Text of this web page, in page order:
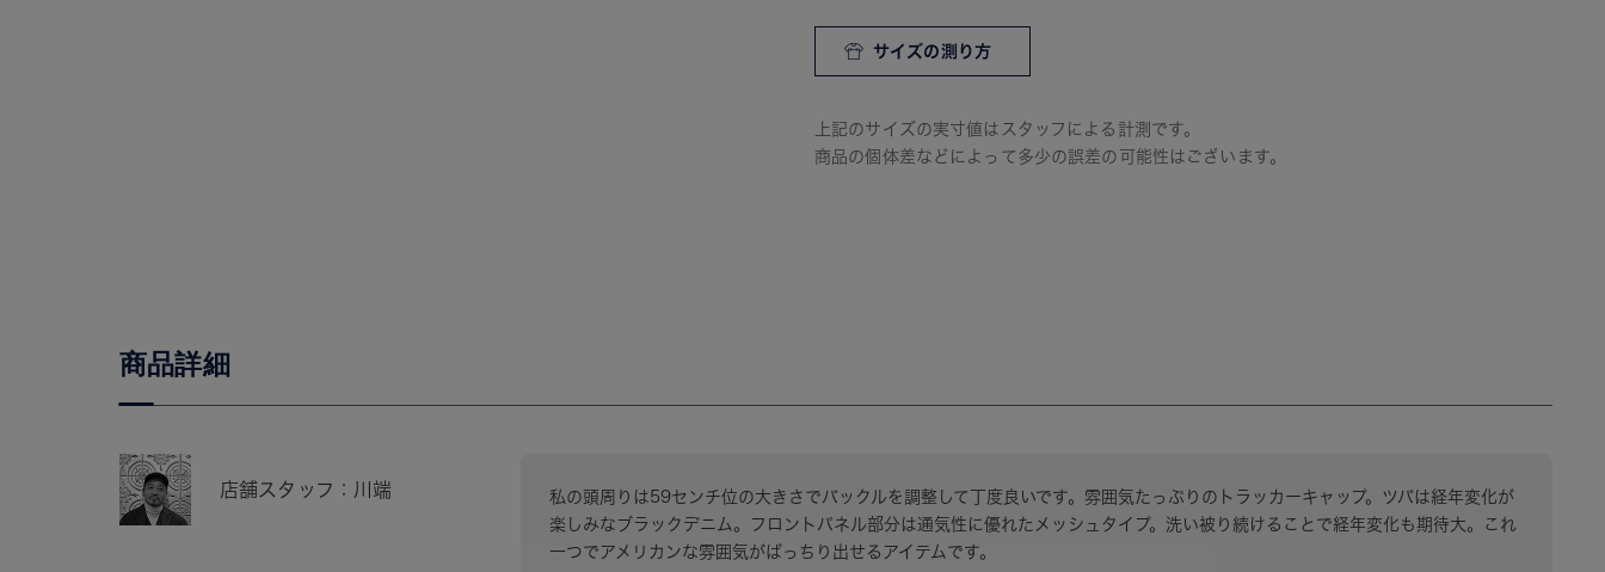
サイズの測り方
上記のサイズの実寸値はスタッフによる計測です。
商品の個体差などによって多少の誤差の可能性はございます。
商品詳細
店舗スタッフ：川端
私の頭周りは59センチ位の大きさでバックルを調整して丁度良いです。雰囲気たっぷりのトラッカーキャップ。ツバは経年変化が
楽しみなブラックデニム。フロントパネル部分は通気性に優れたメッシュタイプ。洗い被り続けることで経年変化も期待大。これ
一つでアメリカンな雰囲気がばっちり出せるアイテムです。